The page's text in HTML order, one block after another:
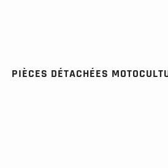
PIÈCES DÉTACHÉES